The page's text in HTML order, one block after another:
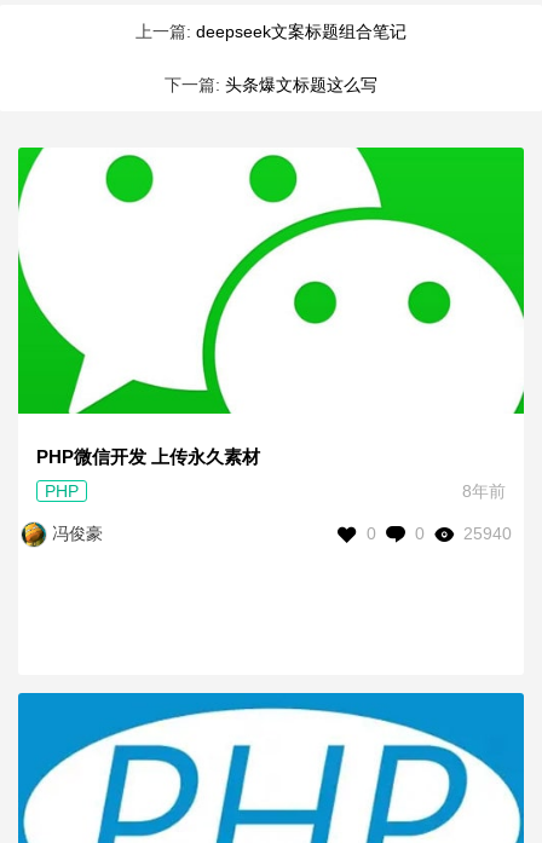
上一篇: deepseek文案标题组合笔记
下一篇: 头条爆文标题这么写
PHP微信开发 上传永久素材
PHP 8年前
冯俊豪 25940
0
0